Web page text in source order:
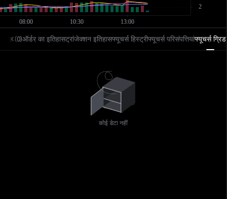
ट्रेड (0)ऑर्डर का इतिहासट्रांजेक्शन इतिहासफ्यूचर्स हिस्ट्रीफ्यूचर्स परिसंपत्तियांफ्यूचर्स ग्रिड
कोई डेटा नहीं